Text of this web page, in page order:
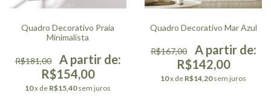
Quadro Decorativo Praia
Minimalista
R$181,00
R$154,00
10x de R$15,40 sem juros
Quadro Decorativo Mar Azul
R$167,00
R$142,00
10x de R$14,20 sem juros